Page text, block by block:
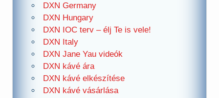
DXN Germany
DXN Hungary
DXN IOC terv – élj Te is vele!
DXN Italy
DXN Jane Yau videók
DXN kávé ára
DXN kávé elkészítése
DXN kávé vásárlása